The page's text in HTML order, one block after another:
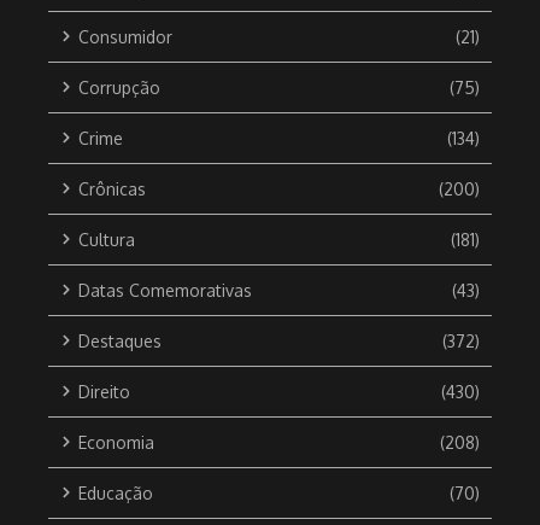
Consumidor (21)
Corrupção (75)
Crime (134)
Crônicas (200)
Cultura (181)
Datas Comemorativas (43)
Destaques (372)
Direito (430)
Economia (208)
Educação (70)